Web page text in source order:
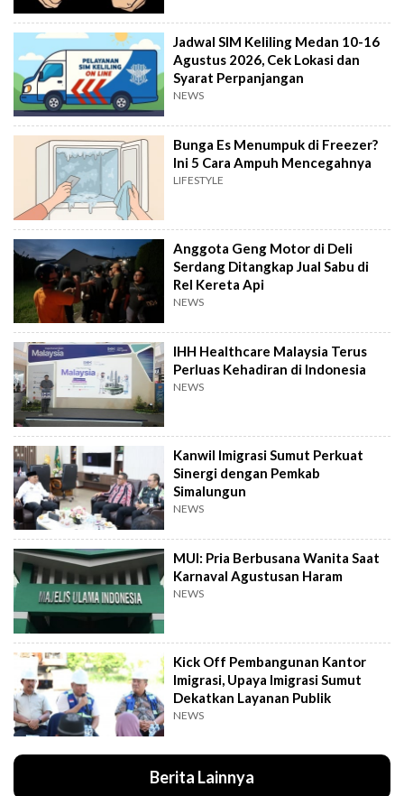
Jadwal SIM Keliling Medan 10-16
Agustus 2026, Cek Lokasi dan
Syarat Perpanjangan
NEWS
Bunga Es Menumpuk di Freezer?
Ini 5 Cara Ampuh Mencegahnya
LIFESTYLE
Anggota Geng Motor di Deli
Serdang Ditangkap Jual Sabu di
Rel Kereta Api
NEWS
IHH Healthcare Malaysia Terus
Perluas Kehadiran di Indonesia
NEWS
Kanwil Imigrasi Sumut Perkuat
Sinergi dengan Pemkab
Simalungun
NEWS
MUI: Pria Berbusana Wanita Saat
Karnaval Agustusan Haram
NEWS
Kick Off Pembangunan Kantor
Imigrasi, Upaya Imigrasi Sumut
Dekatkan Layanan Publik
NEWS
Berita Lainnya